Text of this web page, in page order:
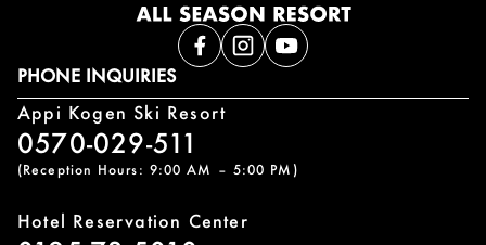
PHONE INQUIRIES
Appi Kogen Ski Resort
0570-029-511
(Reception Hours: 9:00 AM – 5:00 PM)
Hotel Reservation Center